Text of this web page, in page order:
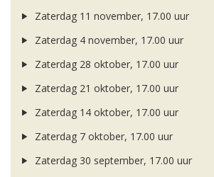
Zaterdag 11 november, 17.00 uur
Zaterdag 4 november, 17.00 uur
Zaterdag 28 oktober, 17.00 uur
Zaterdag 21 oktober, 17.00 uur
Zaterdag 14 oktober, 17.00 uur
Zaterdag 7 oktober, 17.00 uur
Zaterdag 30 september, 17.00 uur